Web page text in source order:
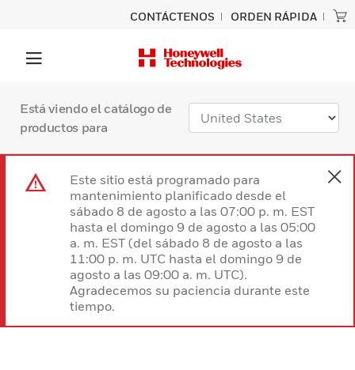
CONTÁCTENOS ORDEN RÁPIDA
Está viendo el catálogo de
productos para
Este sitio está programado para
mantenimiento planificado desde el
sábado 8 de agosto a las 07:00 p. m. EST
hasta el domingo 9 de agosto a las 05:00
a. m. EST (del sábado 8 de agosto a las
11:00 p. m. UTC hasta el domingo 9 de
agosto a las 09:00 a. m. UTC).
Agradecemos su paciencia durante este
tiempo.